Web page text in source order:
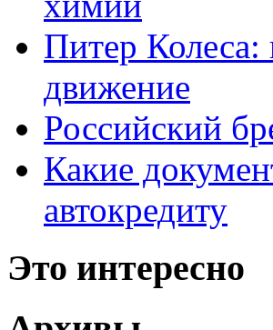
Питер Колеса:
движение
Российский
Какие
автокредиту
Это интересно